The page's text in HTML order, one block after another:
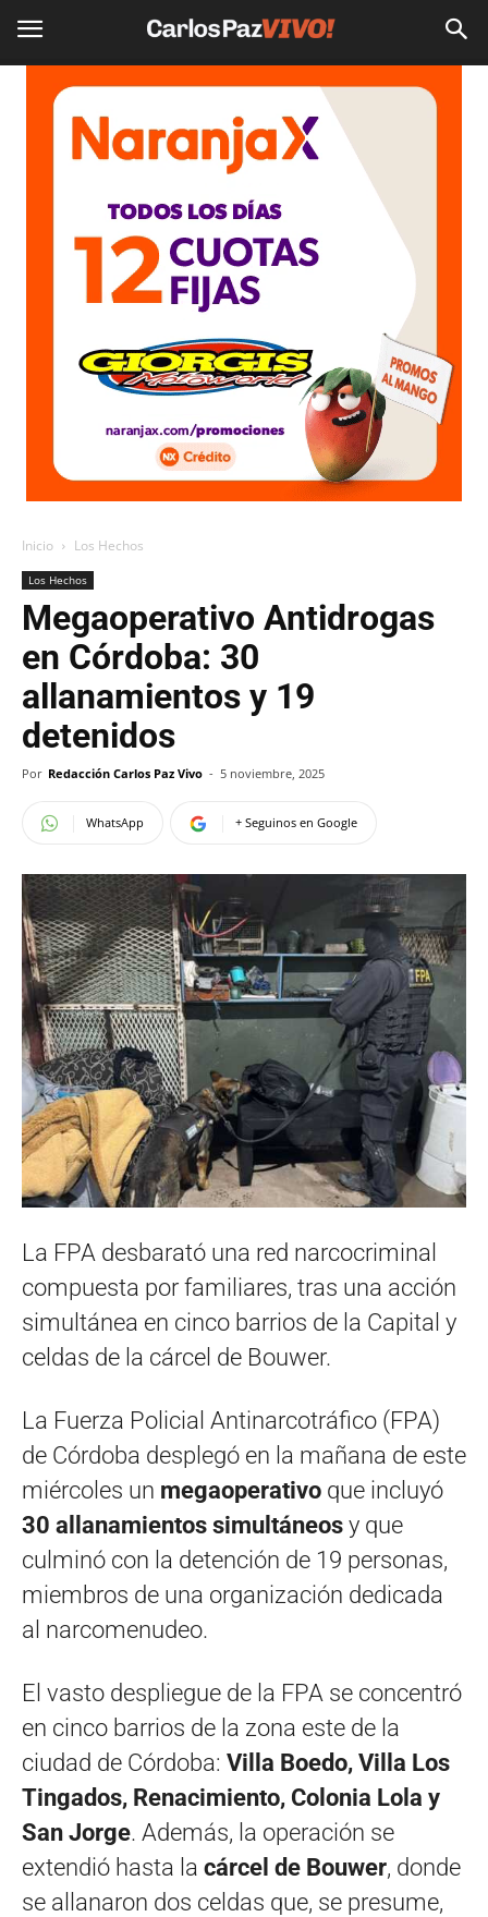
Inicio Los Hechos
Los Hechos
Megaoperativo Antidrogas
en Córdoba: 30
allanamientos y 19
detenidos
Por Redacción Carlos Paz Vivo - 5 noviembre, 2025
WhatsApp + Seguinos en Google
La FPA desbarató una red narcocriminal
compuesta por familiares, tras una acción
simultánea en cinco barrios de la Capital y
celdas de la cárcel de Bouwer.
La Fuerza Policial Antinarcotráfico (FPA)
de Córdoba desplegó en la mañana de este
miércoles un megaoperativo que incluyó
30 allanamientos simultáneos y que
culminó con la detención de 19 personas,
miembros de una organización dedicada
al narcomenudeo.
El vasto despliegue de la FPA se concentró
en cinco barrios de la zona este de la
ciudad de Córdoba: Villa Boedo, Villa Los
Tingados, Renacimiento, Colonia Lola y
San Jorge. Además, la operación se
extendió hasta la cárcel de Bouwer, donde
se allanaron dos celdas que, se presume,